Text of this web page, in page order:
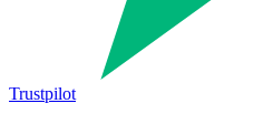
Trustpilot